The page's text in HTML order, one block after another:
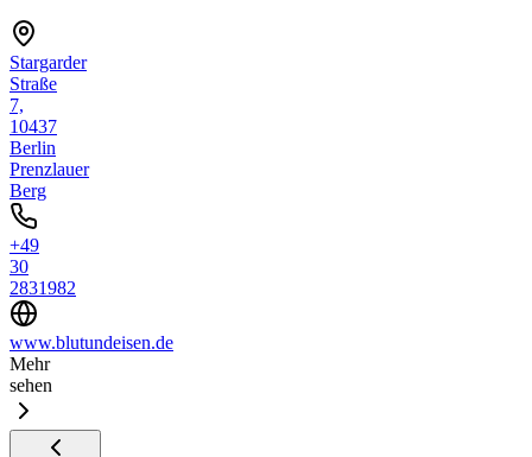
Stargarder
Straße
7,
10437
Berlin
Prenzlauer
Berg
+49
30
2831982
www.blutundeisen.de
Mehr
sehen